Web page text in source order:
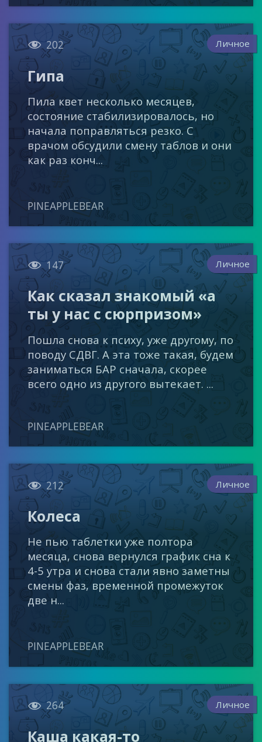
 202 Личное
Гипа
Пила квет несколько месяцев,
состояние стабилизировалось, но
начала поправляться резко. С
врачом обсудили смену таблов и они
как раз конч...
PINEAPPLEBEAR
 147 Личное
Как сказал знакомый «а
ты у нас с сюрпризом»
Пошла снова к психу, уже другому, по
поводу СДВГ. А эта тоже такая, будем
заниматься БАР сначала, скорее
всего одно из другого вытекает. ...
PINEAPPLEBEAR
 212 Личное
Колеса
Не пью таблетки уже полтора
месяца, снова вернулся график сна к
4-5 утра и снова стали явно заметны
смены фаз, временной промежуток
две н...
PINEAPPLEBEAR
 264 Личное
Каша какая-то